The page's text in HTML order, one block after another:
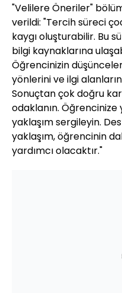
"Velilere Öneriler"
verildi: "Tercih süreci
kaygı oluşturabilir. Bu
bilgi kaynaklarına
Öğrencinizin
yönlerini ve ilgi
Sonuçtan çok doğru
odaklanın.
yaklaşım sergileyin.
yaklaşım, öğrencinin
yardımcı olacaktır."